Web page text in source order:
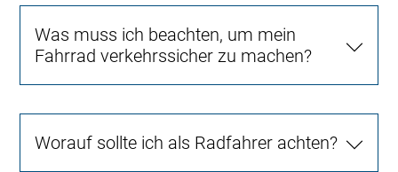
Was muss ich beachten, um mein
Fahrrad verkehrssicher zu machen?
Worauf sollte ich als Radfahrer achten?